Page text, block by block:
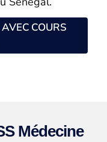
COURS
Médecine